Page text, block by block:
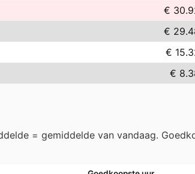
€
€
€
€
= gemiddelde van vandaag.